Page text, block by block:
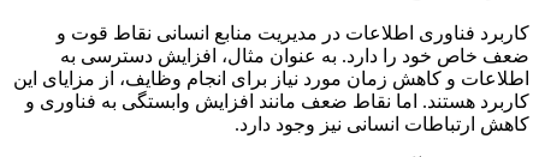
کاربرد فناوری اطلاعات در مدیریت منابع انسانی نقاط قوت و
ضعف خاص خود را دارد. به عنوان مثال، افزایش دسترسی به
اطلاعات و کاهش زمان مورد نیاز برای انجام وظایف، از مزایای این
کاربرد هستند. اما نقاط ضعف مانند افزایش وابستگی به فناوری و
کاهش ارتباطات انسانی نیز وجود دارد.